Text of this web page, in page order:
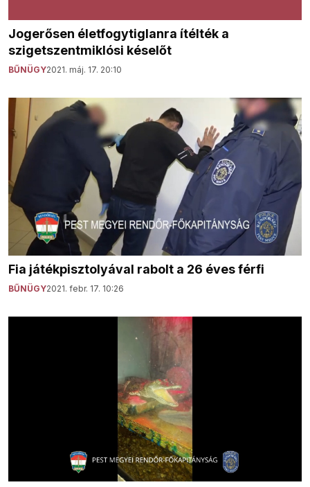
Jogerősen életfogytiglanra ítélték a
szigetszentmiklósi késelőt
BŰNÜGY2021. máj. 17. 20:10
Fia játékpisztolyával rabolt a 26 éves férfi
BŰNÜGY2021. febr. 17. 10:26